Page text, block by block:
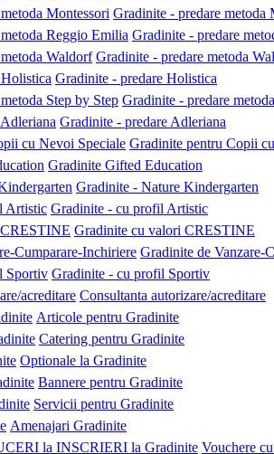
Gradinite - predare metoda
Gradinite - predare
Gradinite - predare metoda
Gradinite - predare Holistica
Gradinite - predare
Gradinite - predare Adleriana
Gradinite pentru Copii
Gradinite Gifted Education
Gradinite - Nature Kindergarten
Gradinite - cu profil Artistic
Gradinite cu valori CRESTINE
Gradinite de Vanzare-
Gradinite - cu profil Sportiv
Consultanta autorizare/acreditare
Articole pentru Gradinite
Catering pentru Gradinite
Optionale la Gradinite
Bannere pentru Gradinite
Servicii pentru Gradinite
Amenajari Gradinite
Vouchere